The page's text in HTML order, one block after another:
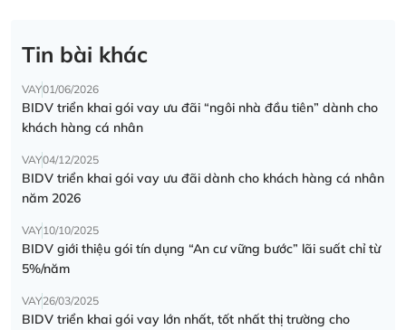
Tin bài khác
VAY01/06/2026
BIDV triển khai gói vay ưu đãi “ngôi nhà đầu tiên” dành cho
khách hàng cá nhân
VAY04/12/2025
BIDV triển khai gói vay ưu đãi dành cho khách hàng cá nhân
năm 2026
VAY10/10/2025
BIDV giới thiệu gói tín dụng “An cư vững bước” lãi suất chỉ từ
5%/năm
VAY26/03/2025
BIDV triển khai gói vay lớn nhất, tốt nhất thị trường cho